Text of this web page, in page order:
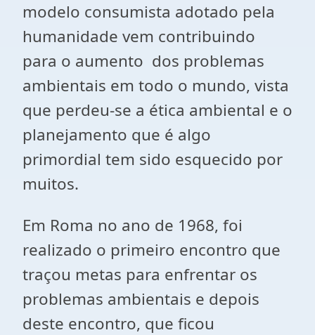
modelo consumista adotado pela
humanidade vem contribuindo
para o aumento dos problemas
ambientais em todo o mundo, vista
que perdeu-se a ética ambiental e o
planejamento que é algo
primordial tem sido esquecido por
muitos.
Em Roma no ano de 1968, foi
realizado o primeiro encontro que
traçou metas para enfrentar os
problemas ambientais e depois
deste encontro, que ficou